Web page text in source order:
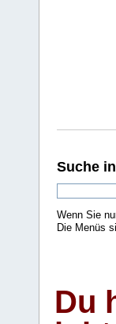
Suche
Wenn Sie
Die Menüs
Du